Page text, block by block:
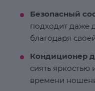
Безопасный
подходит даже
благодаря
Кондиционер
сиять яркостью
времени